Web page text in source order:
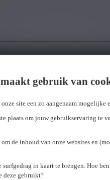
maakt gebruik van
site een zo aangenaam mogelijke
plaats om jouw gebruikservaring te
de inhoud van onze websites en
in kaart te brengen. Hoe
deze gebruikt?